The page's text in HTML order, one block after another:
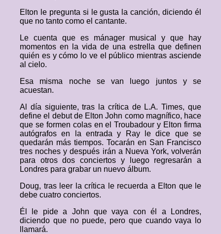
Elton le pregunta si le gusta la canción, diciendo él
que no tanto como el cantante.
Le cuenta que es mánager musical y que hay
momentos en la vida de una estrella que definen
quién es y cómo lo ve el público mientras asciende
al cielo.
Esa misma noche se van luego juntos y se
acuestan.
Al día siguiente, tras la crítica de L.A. Times, que
define el debut de Elton John como magnífico, hace
que se formen colas en el Troubadour y Elton firma
autógrafos en la entrada y Ray le dice que se
quedarán más tiempos. Tocarán en San Francisco
tres noches y después irán a Nueva York, volverán
para otros dos conciertos y luego regresarán a
Londres para grabar un nuevo álbum.
Doug, tras leer la crítica le recuerda a Elton que le
debe cuatro conciertos.
Él le pide a John que vaya con él a Londres,
diciendo que no puede, pero que cuando vaya lo
llamará.